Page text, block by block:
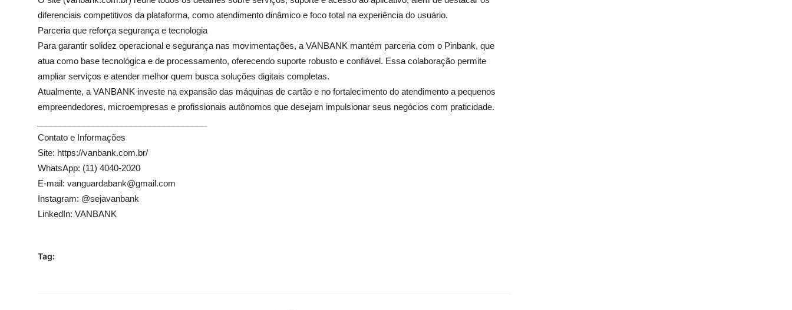
diferenciais competitivos da plataforma, como atendimento dinâmico e foco total na experiência do usuário.
Parceria que reforça segurança e tecnologia
Para garantir solidez operacional e segurança nas movimentações, a VANBANK mantém parceria com o Pinbank, que
atua como base tecnológica e de processamento, oferecendo suporte robusto e confiável. Essa colaboração permite
ampliar serviços e atender melhor quem busca soluções digitais completas.
Atualmente, a VANBANK investe na expansão das máquinas de cartão e no fortalecimento do atendimento a pequenos
empreendedores, microempresas e profissionais autônomos que desejam impulsionar seus negócios com praticidade.
Contato e Informações
Site: https://vanbank.com.br/
WhatsApp: (11) 4040-2020
E-mail: vanguardabank@gmail.com
Instagram: @sejavanbank
LinkedIn: VANBANK
Tag: